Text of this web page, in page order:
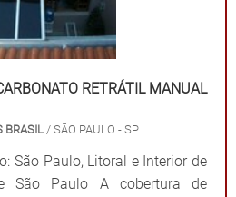
RETRÁTIL MANUAL
BRASIL/ SÃO PAULO - SP
São Paulo, Litoral e Interior de
São Paulo A cobertura de